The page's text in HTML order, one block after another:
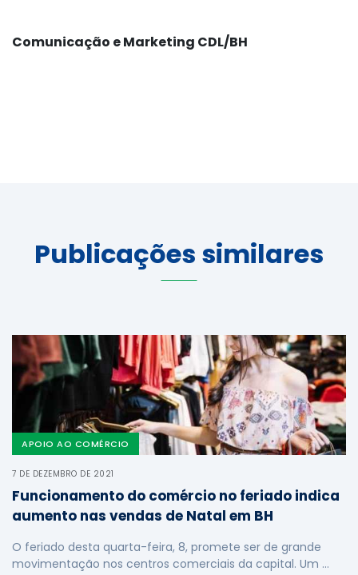
Comunicação e Marketing CDL/BH
Publicações similares
APOIO AO COMÉRCIO
7 DE DEZEMBRO DE 2021
Funcionamento do comércio no feriado indica
aumento nas vendas de Natal em BH
O feriado desta quarta-feira, 8, promete ser de grande
movimentação nos centros comerciais da capital. Um …